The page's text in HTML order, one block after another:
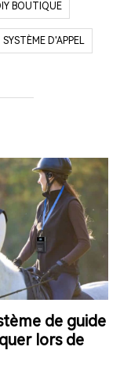
de guide
lors de
BOUTIQUE
SYSTÈME D'APPEL
VEILLE
PORTABLE
DE DOUCHE
FM
TT128B